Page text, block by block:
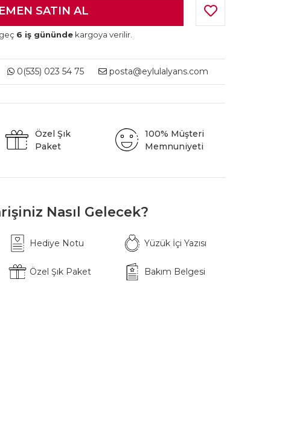
6 iş gününde kargoya verilir.
0(535) 023 54 75 posta@eylulalyans.com
Özel Şık
Paket
100% Müşteri
Memnuniyeti
Nasıl Gelecek?
Hediye Notu Yüzük İçi Yazısı
Özel Şık Paket Bakım Belgesi